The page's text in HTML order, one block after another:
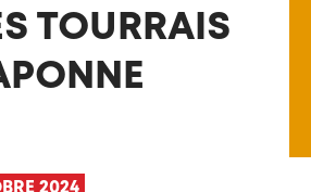
TOURRAIS
2024